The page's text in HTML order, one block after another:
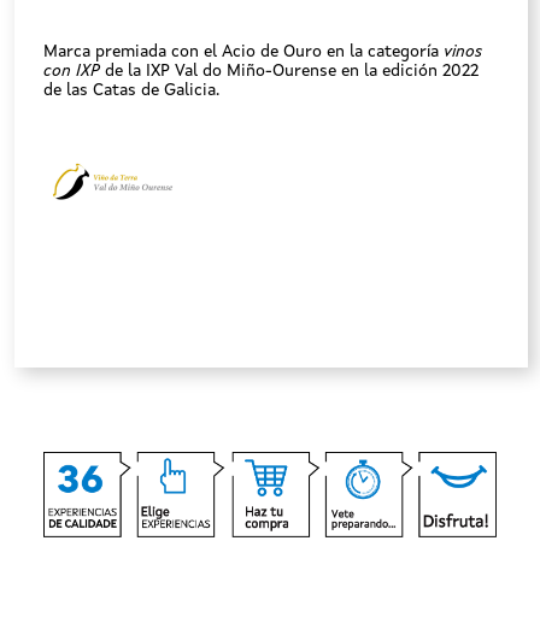
Marca premiada con el Acio de Ouro en la categoría vinos
con IXP de la IXP Val do Miño-Ourense en la edición 2022
de las Catas de Galicia.